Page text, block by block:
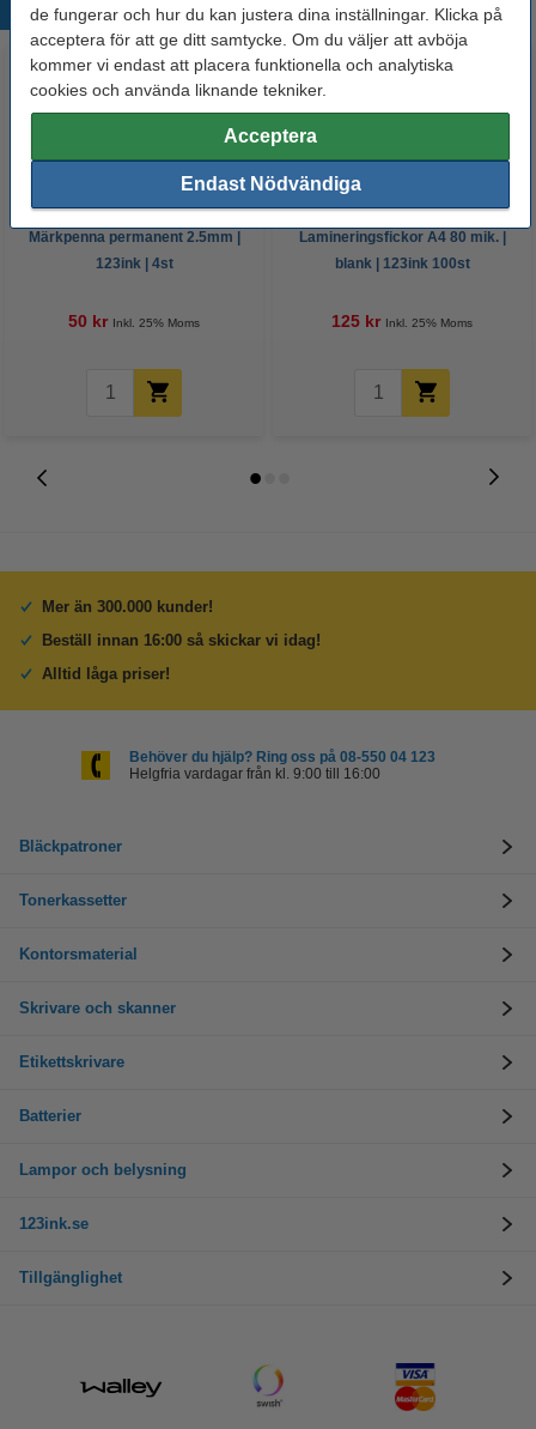
de fungerar och hur du kan justera dina inställningar. Klicka på
acceptera för att ge ditt samtycke. Om du väljer att avböja
kommer vi endast att placera funktionella och analytiska
cookies och använda liknande tekniker.
Acceptera
Endast Nödvändiga
Populära produkter
Märkpenna permanent 2.5mm |
123ink | 4st
50 kr Inkl. 25% Moms
Lamineringsfickor A4 80 mik. |
blank | 123ink 100st
125 kr Inkl. 25% Moms
Mer än 300.000 kunder!
Beställ innan 16:00 så skickar vi idag!
Alltid låga priser!
Behöver du hjälp? Ring oss på 08-550 04 123
Helgfria vardagar från kl. 9:00 till 16:00
Bläckpatroner
Tonerkassetter
Kontorsmaterial
Skrivare och skanner
Etikettskrivare
Batterier
Lampor och belysning
123ink.se
Tillgänglighet